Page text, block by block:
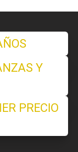
Y
PRECIO